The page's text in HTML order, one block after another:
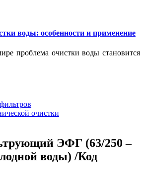
воды: особенности и применение
проблема очистки воды становится
очистки
ЭФГ (63/250 –
воды) /Код